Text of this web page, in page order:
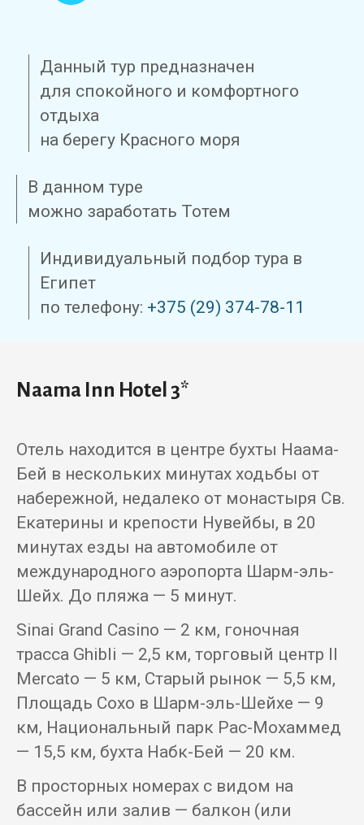
Данный тур предназначен
для спокойного и комфортного
отдыха
на берегу Красного моря
В данном туре
можно заработать Тотем
Индивидуальный подбор тура в
Египет
по телефону: +375 (29) 374-78-11
Naama Inn Hotel 3*
Отель находится в центре бухты Наама-
Бей в нескольких минутах ходьбы от
набережной, недалеко от монастыря Св.
Екатерины и крепости Нувейбы, в 20
минутах езды на автомобиле от
международного аэропорта Шарм-эль-
Шейх. До пляжа — 5 минут.
Sinai Grand Casino — 2 км, гоночная
трасса Ghibli — 2,5 км, торговый центр Il
Mercato — 5 км, Старый рынок — 5,5 км,
Площадь Сохо в Шарм-эль-Шейхе — 9
км, Национальный парк Рас-Мохаммед
— 15,5 км, бухта Набк-Бей — 20 км.
В просторных номерах с видом на
бассейн или залив — балкон (или